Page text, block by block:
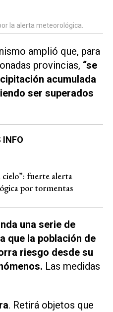
la alerta meteorológica.
amplió que, para
provincias, “se
acumulada
ser superados
INFO
cielo”: fuerte alerta
por tormentas
una serie de
que la población de
riesgo desde su
Las medidas
. Retirá objetos que